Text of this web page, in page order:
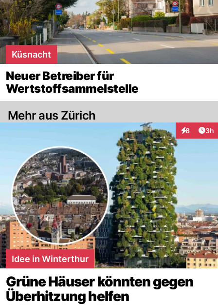
Küsnacht
Neuer Betreiber für
Wertstoffsammelstelle
Mehr aus Zürich
8 3h
Idee in Winterthur
Grüne Häuser könnten gegen
Überhitzung helfen